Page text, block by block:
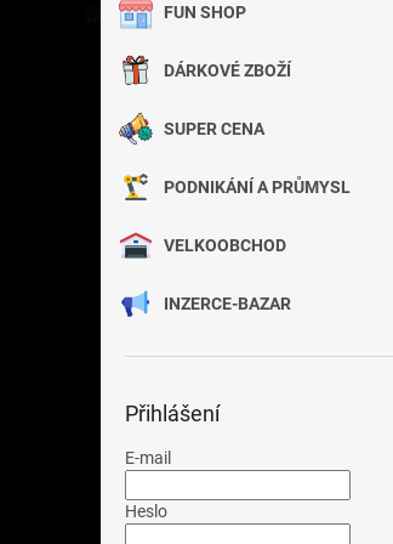
FUN SHOP
DÁRKOVÉ ZBOŽÍ
SUPER CENA
PODNIKÁNÍ A PRŮMYSL
VELKOOBCHOD
INZERCE-BAZAR
Přihlášení
E-mail
Heslo